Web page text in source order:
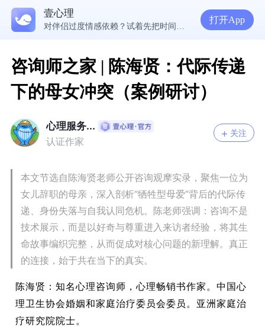
壹心理
打开App
咨询师之家 | 陈海贤：代际传递
下的母女冲突（案例研讨）
心理服务...
认证作家
关注
本文节选自陈海贤老师公开咨询观摩实录，聚焦一位为
女儿辞职的母亲，深入剖析“牺牲型母爱”背后的代际传
递、身份失落与自我认同危机。陈老师强调：咨询不是
技术展示，而是以好奇与尊重进入来访者经验，将其生
命故事编织完整，从而促成对核心问题的新理解。真正
的连接，始于共在当下的真实。
陈海贤：知名心理咨询师，心理畅销书作家。中国心
理卫生协会婚姻和家庭治疗委员会委员。亚洲家庭治
疗研究院院士。